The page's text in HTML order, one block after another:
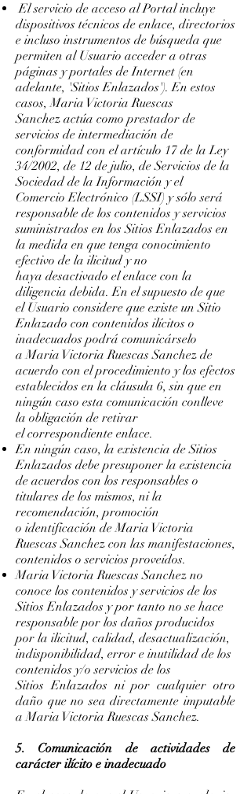
El servicio de acceso al Portal incluye
dispositivos técnicos de enlace, directorios
e incluso instrumentos de búsqueda que
permiten al Usuario acceder a otras
páginas y portales de Internet (en
adelante, 'Sitios Enlazados'). En estos
casos, Maria Victoria Ruescas
Sanchez actúa como prestador de
servicios de intermediación de
conformidad con el artículo 17 de la Ley
34/2002, de 12 de julio, de Servicios de la
Sociedad de la Información y el
Comercio Electrónico (LSSI) y sólo será
responsable de los contenidos y servicios
suministrados en los Sitios Enlazados en
la medida en que tenga conocimiento
efectivo de la ilicitud y no
haya desactivado el enlace con la
diligencia debida. En el supuesto de que
el Usuario considere que existe un Sitio
Enlazado con contenidos ilícitos o
inadecuados podrá comunicárselo
a Maria Victoria Ruescas Sanchez de
acuerdo con el procedimiento y los efectos
establecidos en la cláusula 6, sin que en
ningún caso esta comunicación conlleve
la obligación de retirar
el correspondiente enlace.
En ningún caso, la existencia de Sitios
Enlazados debe presuponer la existencia
de acuerdos con los responsables o
titulares de los mismos, ni la
recomendación, promoción
o identificación de Maria Victoria
Ruescas Sanchez con las manifestaciones,
contenidos o servicios proveídos.
Maria Victoria Ruescas Sanchez no
conoce los contenidos y servicios de los
Sitios Enlazados y por tanto no se hace
responsable por los daños producidos
por la ilicitud, calidad, desactualización,
indisponibilidad, error e inutilidad de los
contenidos y/o servicios de los
Sitios Enlazados ni por cualquier otro
daño que no sea directamente imputable
a Maria Victoria Ruescas Sanchez.
5. Comunicación de actividades de
carácter ilícito e inadecuado